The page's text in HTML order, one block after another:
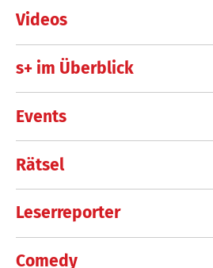
Videos
s+ im Überblick
Events
Rätsel
Leserreporter
Comedy